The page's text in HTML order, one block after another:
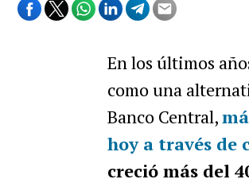
En los últimos
como una
Banco Central,
hoy a través de
creció más del